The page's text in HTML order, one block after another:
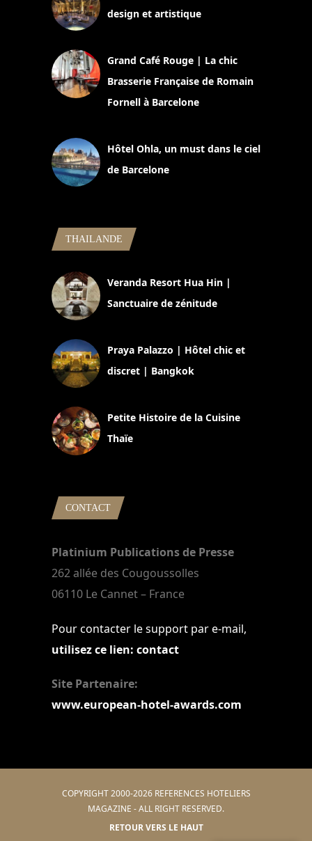
design et artistique
Grand Café Rouge | La chic
Brasserie Française de Romain
Fornell à Barcelone
Hôtel Ohla, un must dans le ciel
de Barcelone
THAILANDE
Veranda Resort Hua Hin |
Sanctuaire de zénitude
Praya Palazzo | Hôtel chic et
discret | Bangkok
Petite Histoire de la Cuisine
Thaïe
CONTACT
Platinium Publications de Presse
262 allée des Cougoussolles
06110 Le Cannet – France
Pour contacter le support par e-mail,
utilisez ce lien: contact
Site Partenaire:
www.european-hotel-awards.com
COPYRIGHT 2000-2026 REFERENCES HOTELIERS
MAGAZINE - ALL RIGHT RESERVED.
RETOUR VERS LE HAUT